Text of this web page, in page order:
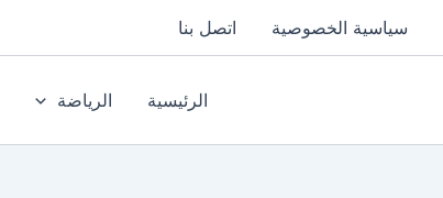
سياسية الخصوصية اتصل بنا
الرئيسية الرياضة